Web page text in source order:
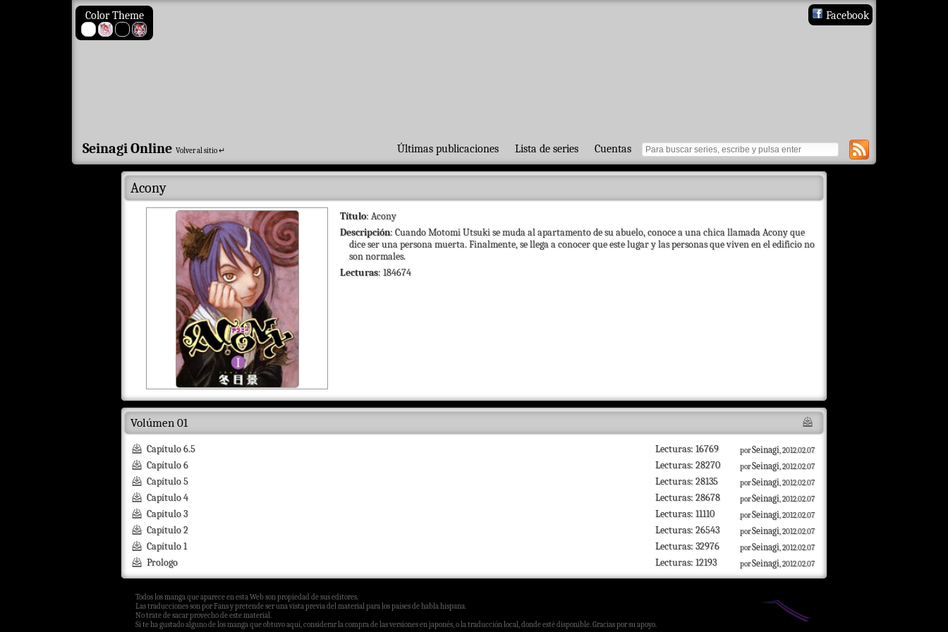
Color Theme Facebook
Últimas publicaciones Lista de series Cuentas
Seinagi Online Volver al sitio ↵
Acony
Título: Acony
Descripción: Cuando Motomi Utsuki se muda al apartamento de su abuelo, conoce a una chica llamada Acony que
dice ser una persona muerta. Finalmente, se llega a conocer que este lugar y las personas que viven en el edificio no
son normales.
Lecturas: 184674
Volúmen 01
Capítulo 6.5 porSeinagi, 2012.02.07
Lecturas: 16769
Capítulo 6
porSeinagi, 2012.02.07
Lecturas: 28270
Capítulo 5
porSeinagi, 2012.02.07
Lecturas: 28135
Capítulo 4
porSeinagi, 2012.02.07
Lecturas: 28678
Capítulo 3
porSeinagi, 2012.02.07
Lecturas: 11110
Capítulo 2
porSeinagi, 2012.02.07
Lecturas: 26543
Capítulo 1
porSeinagi, 2012.02.07
Lecturas: 32976
Prologo
porSeinagi, 2012.02.07
Lecturas: 12193
Todos los manga que aparece en esta Web son propiedad de sus editores.
Las traducciones son por Fans y pretende ser una vista previa del material para los países de habla hispana.
No trate de sacar provecho de este material.
Si te ha gustado alguno de los manga que obtuvo aquí, considerar la compra de las versiones en japonés, o la traducción local, donde esté disponible. Gracias por su apoyo.